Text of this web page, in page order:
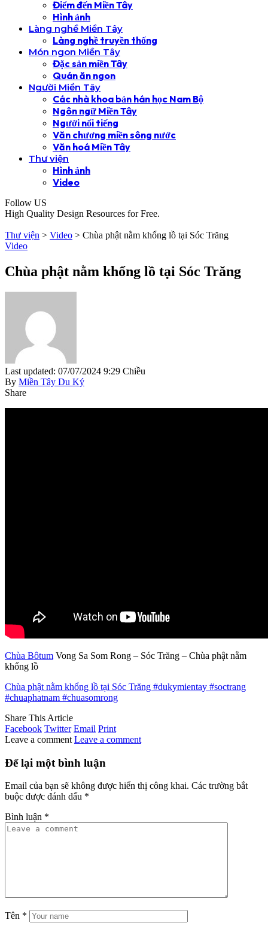
Điểm đến Miền Tây
Hình ảnh
Làng nghề Miền Tây
Làng nghề truyền thống
Món ngon Miền Tây
Đặc sản miền Tây
Quán ăn ngon
Người Miền Tây
Các nhà khoa bản hán học Nam Bộ
Ngôn ngữ Miền Tây
Người nổi tiếng
Văn chương miền sông nước
Văn hoá Miền Tây
Thư viện
Hình ảnh
Video
Follow US
High Quality Design Resources for Free.
Thư viện > Video > Chùa phật nằm khổng lồ tại Sóc Trăng
Video
Chùa phật nằm khổng lồ tại Sóc Trăng
Last updated: 07/07/2024 9:29 Chiều
By Miền Tây Du Ký
Share
Chùa Bôtum Vong Sa Som Rong – Sóc Trăng – Chùa phật nằm
khổng lồ
Chùa phật nằm khổng lồ tại Sóc Trăng #dukymientay #soctrang
#chuaphatnam #chuasomrong
Share This Article
Facebook Twitter Email Print
Leave a comment Leave a comment
Để lại một bình luận
Email của bạn sẽ không được hiển thị công khai. Các trường bắt
buộc được đánh dấu *
Bình luận *
Tên *